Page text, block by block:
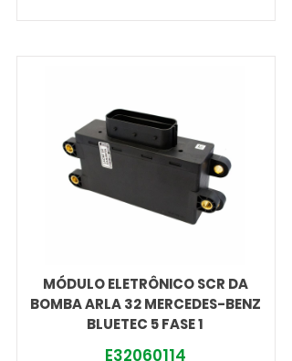
MÓDULO ELETRÔNICO SCR DA
BOMBA ARLA 32 MERCEDES-BENZ
BLUETEC 5 FASE 1
E32060114